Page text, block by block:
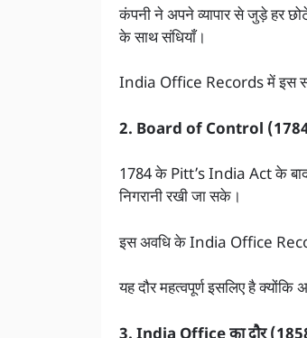
कंपनी ने अपने व्यापार से जुड़े हर
के साथ संधियाँ।
India Office Records में इस
2. Board of Control
1784 के Pitt’s India Act के बाद
निगरानी रखी जा सके।
इस अवधि के India Office
यह दौर महत्वपूर्ण इसलिए है